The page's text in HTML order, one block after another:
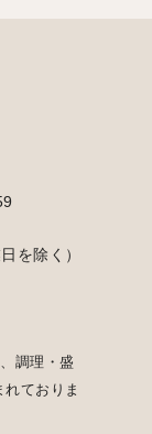
を除く）
調理・盛
ておりま